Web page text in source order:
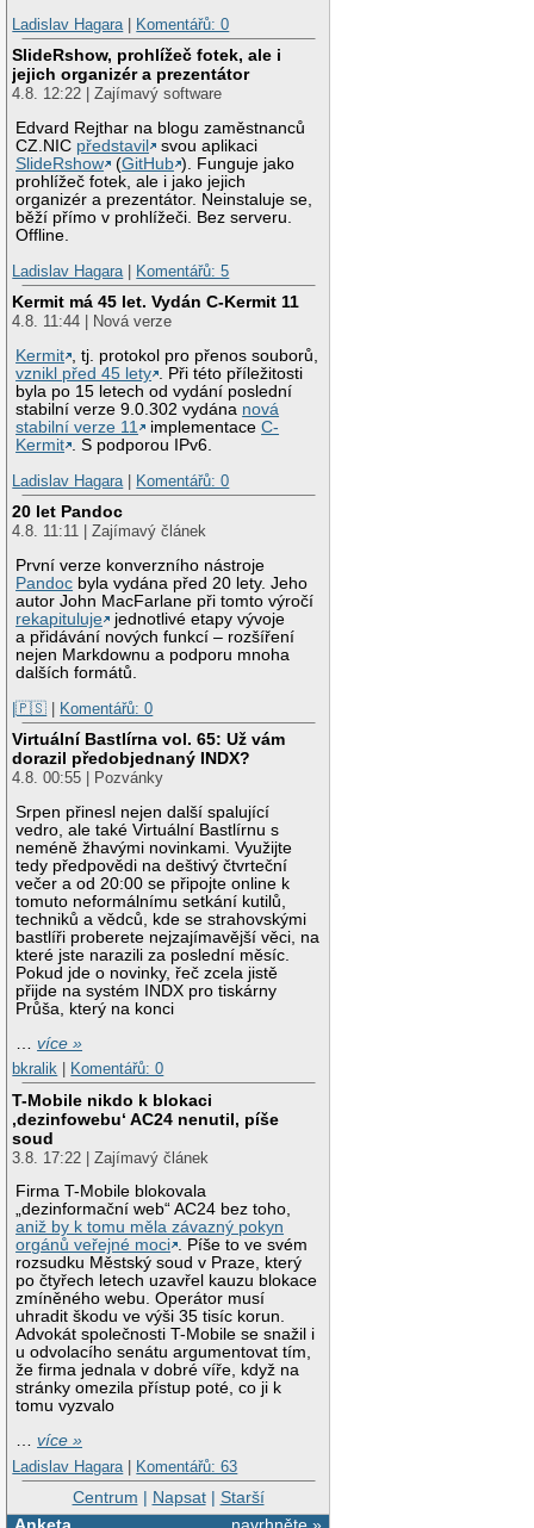
Ladislav Hagara | Komentářů: 0
SlideRshow, prohlížeč fotek, ale i
jejich organizér a prezentátor
4.8. 12:22 | Zajímavý software
Edvard Rejthar na blogu zaměstnanců
CZ.NIC představil
svou aplikaci
SlideRshow
(GitHub ). Funguje jako
prohlížeč fotek, ale i jako jejich
organizér a prezentátor. Neinstaluje se,
běží přímo v prohlížeči. Bez serveru.
Offline.
Ladislav Hagara | Komentářů: 5
Kermit má 45 let. Vydán C-Kermit 11
4.8. 11:44 | Nová verze
Kermit , tj. protokol pro přenos souborů,
vznikl před 45 lety . Při této příležitosti
byla po 15 letech od vydání poslední
stabilní verze 9.0.302 vydána nová
stabilní verze 11
implementaceC-
Kermit . S podporou IPv6.
Ladislav Hagara | Komentářů: 0
20 let Pandoc
4.8. 11:11 | Zajímavý článek
První verze konverzního nástroje
Pandoc byla vydána před 20 lety. Jeho
autor John MacFarlane při tomto výročí
rekapituluje
jednotlivé etapy vývoje
a přidávání nových funkcí – rozšíření
nejen Markdownu a podporu mnoha
dalších formátů.
|🇵🇸 | Komentářů: 0
Virtuální Bastlírna vol. 65: Už vám
dorazil předobjednaný INDX?
4.8. 00:55 | Pozvánky
Srpen přinesl nejen další spalující
vedro, ale také Virtuální Bastlírnu s
neméně žhavými novinkami. Využijte
tedy předpovědi na deštivý čtvrteční
večer a od 20:00 se připojte online k
tomuto neformálnímu setkání kutilů,
techniků a vědců, kde se strahovskými
bastlíři proberete nejzajímavější věci, na
které jste narazili za poslední měsíc.
Pokud jde o novinky, řeč zcela jistě
přijde na systém INDX pro tiskárny
Průša, který na konci
…více »
bkralik
Komentářů: 0
T-Mobile nikdo k blokaci
‚dezinfowebu‘ AC24 nenutil, píše
soud
3.8. 17:22 | Zajímavý článek
Firma T-Mobile blokovala
„dezinformační web“ AC24 bez toho,
aniž by k tomu měla závazný pokyn
orgánů veřejné moci . Píše to ve svém
rozsudku Městský soud v Praze, který
po čtyřech letech uzavřel kauzu blokace
zmíněného webu. Operátor musí
uhradit škodu ve výši 35 tisíc korun.
Advokát společnosti T-Mobile se snažil i
u odvolacího senátu argumentovat tím,
že firma jednala v dobré víře, když na
stránky omezila přístup poté, co ji k
tomu vyzvalo
…více »
Ladislav Hagara | Komentářů: 63
Centrum | Napsat| Starší